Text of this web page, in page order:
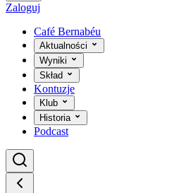
Zaloguj
Café Bernabéu
Aktualności
Wyniki
Skład
Kontuzje
Klub
Historia
Podcast